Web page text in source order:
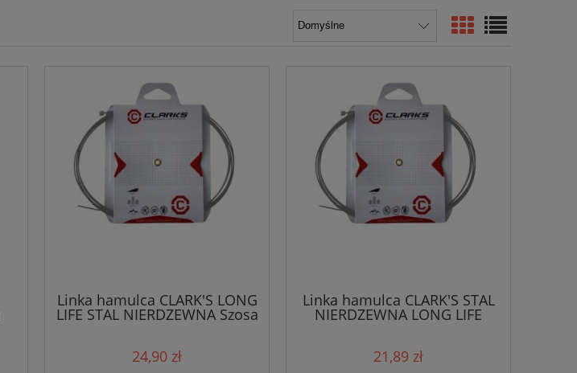
Linka hamulca CLARK'S LONG
LIFE STAL NIERDZEWNA Szosa
24,90 zł
Linka hamulca CLARK'S STAL
NIERDZEWNA LONG LIFE
21,89 zł